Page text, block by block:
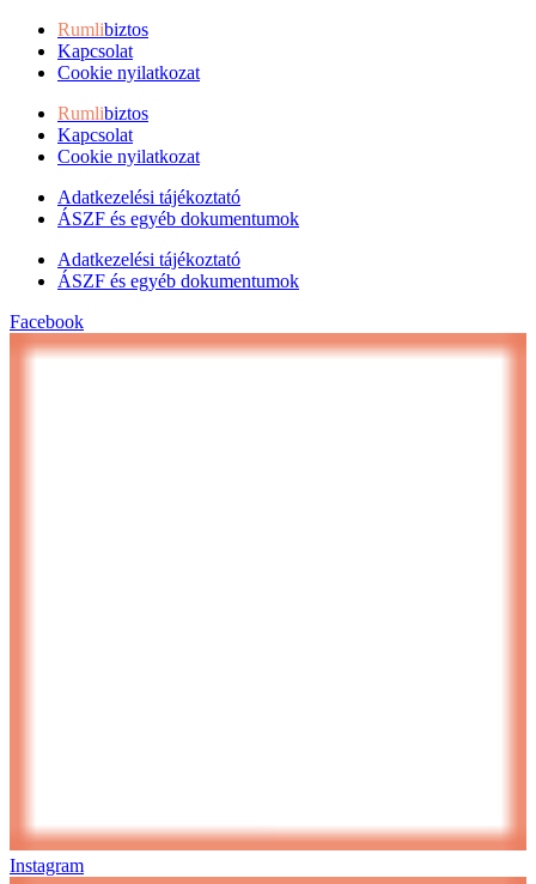
Rumlibiztos
Kapcsolat
Cookie nyilatkozat
Rumlibiztos
Kapcsolat
Cookie nyilatkozat
Adatkezelési tájékoztató
ÁSZF és egyéb dokumentumok
Adatkezelési tájékoztató
ÁSZF és egyéb dokumentumok
Facebook
Instagram